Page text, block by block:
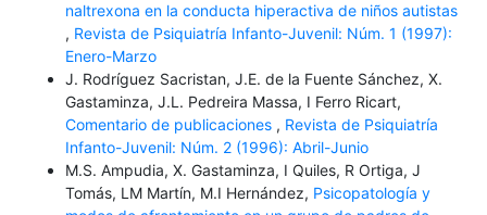
naltrexona en la conducta hiperactiva de niños autistas
, Revista de Psiquiatría Infanto-Juvenil: Núm. 1 (1997):
Enero-Marzo
J. Rodríguez Sacristan, J.E. de la Fuente Sánchez, X.
Gastaminza, J.L. Pedreira Massa, I Ferro Ricart,
Comentario de publicaciones , Revista de Psiquiatría
Infanto-Juvenil: Núm. 2 (1996): Abril-Junio
M.S. Ampudia, X. Gastaminza, I Quiles, R Ortiga, J
Tomás, LM Martín, M.I Hernández, Psicopatología y